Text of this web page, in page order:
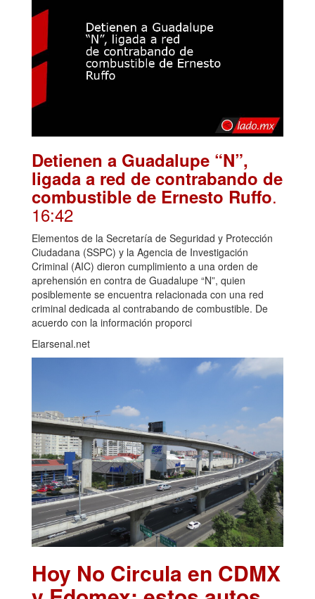
Detienen a Guadalupe “N”,
ligada a red de contrabando de
combustible de Ernesto Ruffo.
16:42
Elementos de la Secretaría de Seguridad y Protección
Ciudadana (SSPC) y la Agencia de Investigación
Criminal (AIC) dieron cumplimiento a una orden de
aprehensión en contra de Guadalupe “N”, quien
posiblemente se encuentra relacionada con una red
criminal dedicada al contrabando de combustible. De
acuerdo con la información proporci
Elarsenal.net
Hoy No Circula en CDMX